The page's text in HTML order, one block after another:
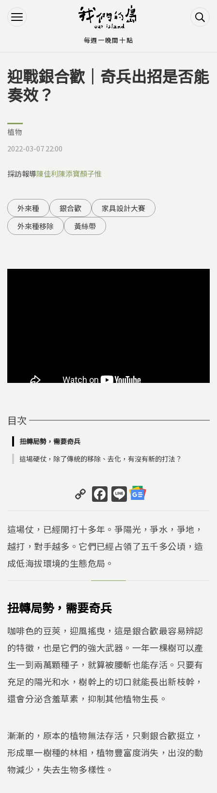
Jump to Navigation
Jump to Main content
您在這裡
迎戰銀合歡｜奇兵出招是否能
奏效？
植物
2022-03-07 22:00
採訪報導陳佳利陳添寶顏子惟
外來種 銀合歡
家具設計大賽
外來種移除
黃絲帶
目次
扭轉局勢，需要奇兵
這場硬仗，除了傳統的移除、去化，有沒有新的打法？
C
o
p
y
Li
n
k
F
a
c
e
b
o
o
k
Li
n
e
這場仗，已經開打十多年。爭陽光，爭水，爭地，
越打，對手越多。它們已經占領了五千多公頃，造
成低海拔環境的生態危局。
扭轉局勢，需要奇兵
咖啡色的豆莢，迎風搖曳，這是銀合歡最容易辨認
的特徵，也是它們的強大武器。一年一棵樹可以產
生一到兩萬顆種子，就算被腰斬也能存活。只要有
充足的陽光和水，樹幹上的切口就能長出新枝幹，
還會分泌含羞草素，抑制其他植物生長。
漸漸的，原本的植物無法存活，只剩銀合歡挺立，
形成單一樹種的林相，植物豐富度消失，出沒的動
物減少，失去生物多樣性。
每週一晚間十點